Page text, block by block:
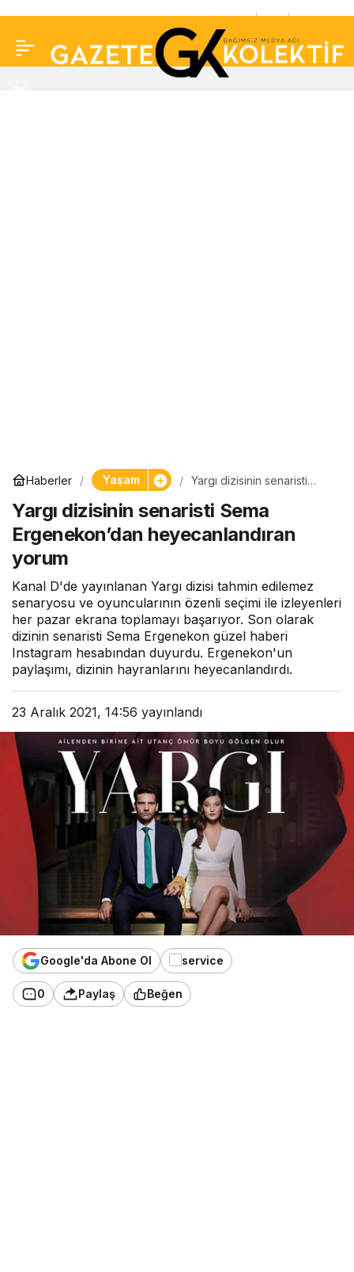
Haberler Yaşam
Yargı dizisinin senaristi
heyecanlandıran yorum
Yargı dizisinin senaristi Sema
Ergenekon’dan heyecanlandıran
yorum
Kanal D'de yayınlanan Yargı dizisi tahmin edilemez
senaryosu ve oyuncularının özenli seçimi ile izleyenleri
her pazar ekrana toplamayı başarıyor. Son olarak
dizinin senaristi Sema Ergenekon güzel haberi
Instagram hesabından duyurdu. Ergenekon'un
paylaşımı, dizinin hayranlarını heyecanlandırdı.
23 Aralık 2021, 14:56 yayınlandı
Google'da Abone Ol
0 Paylaş Beğen
gerçek kürk giymekten